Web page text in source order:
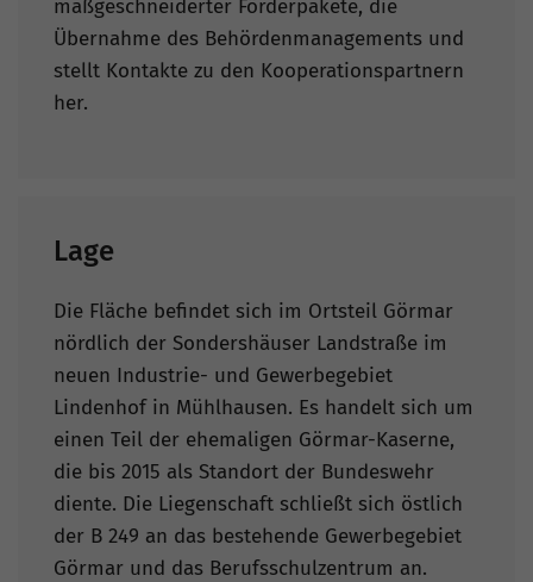
maßgeschneiderter Förderpakete, die
Übernahme des Behördenmanagements und
stellt Kontakte zu den Kooperationspartnern
her.
Lage
Die Fläche befindet sich im Ortsteil Görmar
nördlich der Sondershäuser Landstraße im
neuen Industrie- und Gewerbegebiet
Lindenhof in Mühlhausen. Es handelt sich um
einen Teil der ehemaligen Görmar-Kaserne,
die bis 2015 als Standort der Bundeswehr
diente. Die Liegenschaft schließt sich östlich
der B 249 an das bestehende Gewerbegebiet
Görmar und das Berufsschulzentrum an.